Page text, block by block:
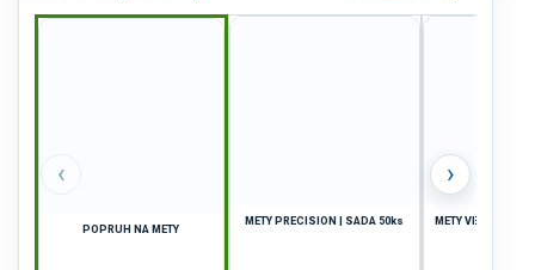
‹
POPRUH NA METY
METY PRECISION | SADA 50ks
METY VELKÉ
›